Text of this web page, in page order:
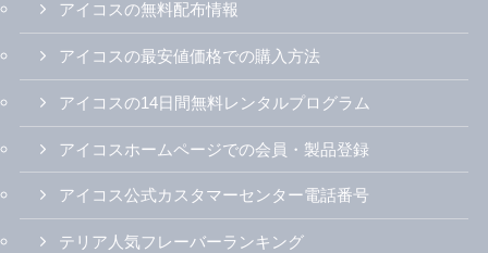
アイコスの無料配布情報
アイコスの最安値価格での購入方法
アイコスの14日間無料レンタルプログラム
アイコスホームページでの会員・製品登録
アイコス公式カスタマーセンター電話番号
テリア人気フレーバーランキング